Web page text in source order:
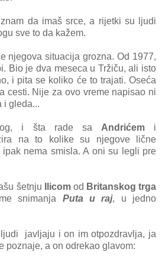
da imaš srce, a rijetki su ljudi
sve to da kažem.
njegova situacija grozna. Od 1977,
Bio je dva meseca u Tržiču, ali isto
i pita se koliko će to trajati. Oseća
cesti. Nije za ovo vreme napisao ni
i gleda...
i šta rade sa Andrićemi
na to kolike su njegove lične
nema smisla. A oni su legli pre
šetnju Ilicomod Britanskog trga
snimanja Puta u raj, u jedno
ljudi javljaju i on im otpozdravlja, ja
poznaje, a on odrekao glavom: